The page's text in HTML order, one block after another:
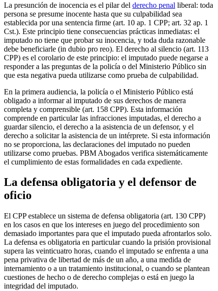
La presunción de inocencia es el pilar del derecho penal liberal: toda
persona se presume inocente hasta que su culpabilidad sea
establecida por una sentencia firme (art. 10 ap. 1 CPP; art. 32 ap. 1
Cst.). Este principio tiene consecuencias prácticas inmediatas: el
imputado no tiene que probar su inocencia, y toda duda razonable
debe beneficiarle (in dubio pro reo). El derecho al silencio (art. 113
CPP) es el corolario de este principio: el imputado puede negarse a
responder a las preguntas de la policía o del Ministerio Público sin
que esta negativa pueda utilizarse como prueba de culpabilidad.
En la primera audiencia, la policía o el Ministerio Público está
obligado a informar al imputado de sus derechos de manera
completa y comprensible (art. 158 CPP). Esta información
comprende en particular las infracciones imputadas, el derecho a
guardar silencio, el derecho a la asistencia de un defensor, y el
derecho a solicitar la asistencia de un intérprete. Si esta información
no se proporciona, las declaraciones del imputado no pueden
utilizarse como pruebas. PBM Abogados verifica sistemáticamente
el cumplimiento de estas formalidades en cada expediente.
La defensa obligatoria y el defensor de
oficio
El CPP establece un sistema de defensa obligatoria (art. 130 CPP)
en los casos en que los intereses en juego del procedimiento son
demasiado importantes para que el imputado pueda afrontarlos solo.
La defensa es obligatoria en particular cuando la prisión provisional
supera las veinticuatro horas, cuando el imputado se enfrenta a una
pena privativa de libertad de más de un año, a una medida de
internamiento o a un tratamiento institucional, o cuando se plantean
cuestiones de hecho o de derecho complejas o está en juego la
integridad del imputado.